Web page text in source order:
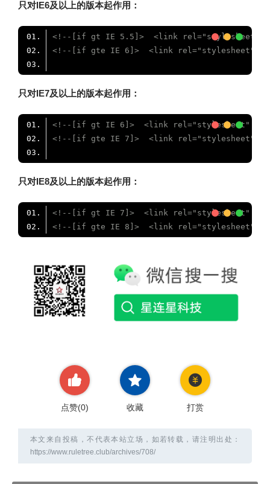
只对IE6及以上的版本起作用：
<!--[if gt IE 5.5]>  <link rel="stylesheet"
<!--[if gte IE 6]>  <link rel="stylesheet"
只对IE7及以上的版本起作用：
<!--[if gt IE 6]>  <link rel="stylesheet"
<!--[if gte IE 7]>  <link rel="stylesheet"
只对IE8及以上的版本起作用：
<!--[if gt IE 7]>  <link rel="stylesheet"
<!--[if gte IE 8]>  <link rel="stylesheet"
点赞(0) 收藏 打赏
本文来自投稿，不代表本站立场，如若转载，请注明出处：
https://www.ruletree.club/archives/708/